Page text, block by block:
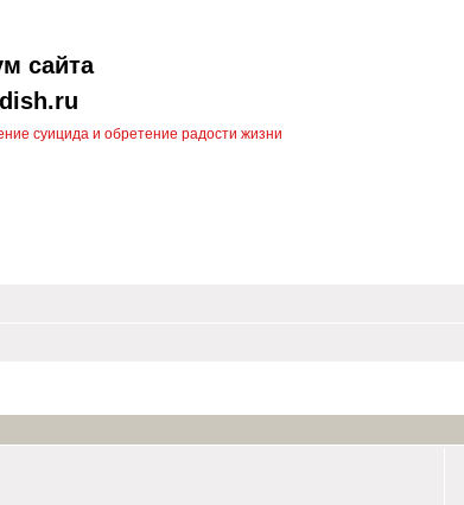
сайта
суицида и обретение радости жизни